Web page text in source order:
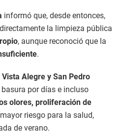
informó que, desde entonces,
la limpieza pública
, aunque reconoció que la
.
Vista Alegre y San Pedro
por días e incluso
olores, proliferación de
riesgo para la salud,
de verano.